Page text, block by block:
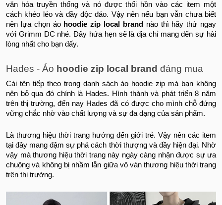
văn hóa truyền thống và nó được thổi hồn vào các item một
cách khéo léo và đầy độc đáo. Vậy nên nếu bạn vẫn chưa biết
nên lựa chọn áo hoodie zip local brand
nào thì hãy thử ngay
với Grimm DC nhé. Đây hứa hẹn sẽ là địa chỉ mang đến sự hài
lòng nhất cho bạn đấy.
Hades - Áo hoodie zip local brand đáng mua
Cái tên tiếp theo trong danh sách áo hoodie zip mà bạn không
nên bỏ qua đó chính là Hades. Hình thành và phát triển 8 năm
trên thị trường, đến nay Hades đã có được cho mình chỗ đứng
vững chắc nhờ vào chất lượng và sự đa dạng của sản phẩm.
Là thương hiệu thời trang hướng đến giới trẻ. Vậy nên các item
tại đây mang đậm sự phá cách thời thượng và đầy hiện đại. Nhờ
vậy mà thương hiệu thời trang này ngày càng nhận được sự ưa
chuộng và không bị nhầm lẫn giữa vô vàn thương hiệu thời trang
trên thị trường.